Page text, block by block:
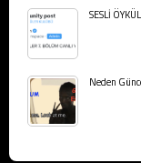
SESLİ
Neden